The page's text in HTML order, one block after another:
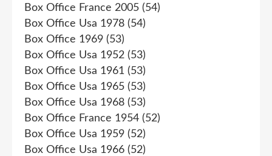
Box Office France 2005 (54)
Box Office Usa 1978 (54)
Box Office 1969 (53)
Box Office Usa 1952 (53)
Box Office Usa 1961 (53)
Box Office Usa 1965 (53)
Box Office Usa 1968 (53)
Box Office France 1954 (52)
Box Office Usa 1959 (52)
Box Office Usa 1966 (52)